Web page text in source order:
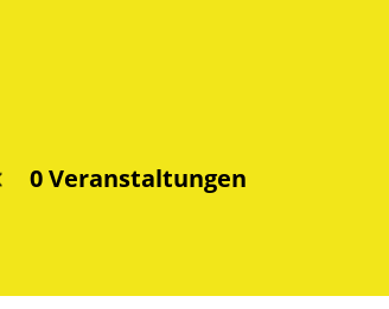
Filter0 Veranstaltungen